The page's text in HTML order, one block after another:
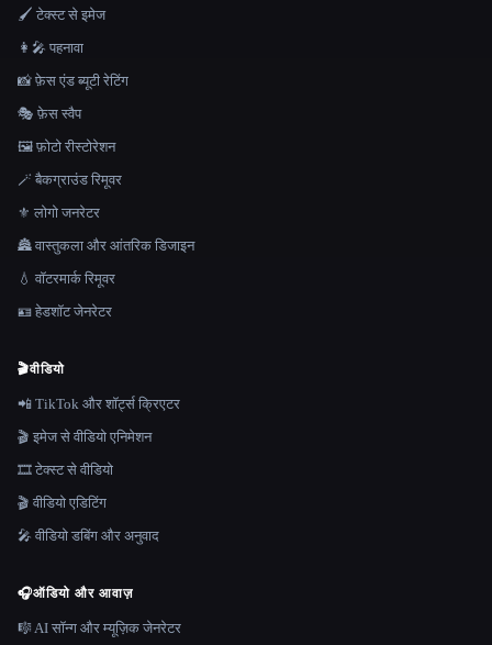
🖌️ टेक्स्ट से इमेज
👩‍🎤 पहनावा
📸 फ़ेस एंड ब्यूटी रेटिंग
🎭 फ़ेस स्वैप
🖼️ फ़ोटो रीस्टोरेशन
🪄 बैकग्राउंड रिमूवर
⚜️ लोगो जनरेटर
🏯 वास्तुकला और आंतरिक डिजाइन
💧 वॉटरमार्क रिमूवर
🪪 हेडशॉट जेनरेटर
🎬वीडियो
📲 TikTok और शॉर्ट्स क्रिएटर
🎬 इमेज से वीडियो एनिमेशन
🎞️ टेक्स्ट से वीडियो
🎬 वीडियो एडिटिंग
🎤 वीडियो डबिंग और अनुवाद
🎧ऑडियो और आवाज़
🎼 AI सॉन्ग और म्यूज़िक जेनरेटर